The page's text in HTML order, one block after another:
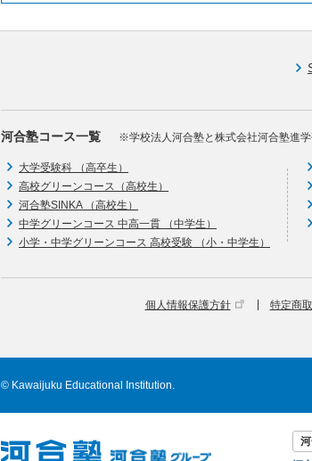
河合塾コース一覧 ※学校法人河合塾と株式会社河合塾進学
大学受験科 （高卒生）
高校グリーンコース（高校生）
河合塾SINKA （高校生）
中学グリーンコース 中高一貫 （中学生）
小学・中学グリーンコース 高校受験 （小・中学生）
個人情報保護方針 特定商
© Kawaijuku Educational Institution.